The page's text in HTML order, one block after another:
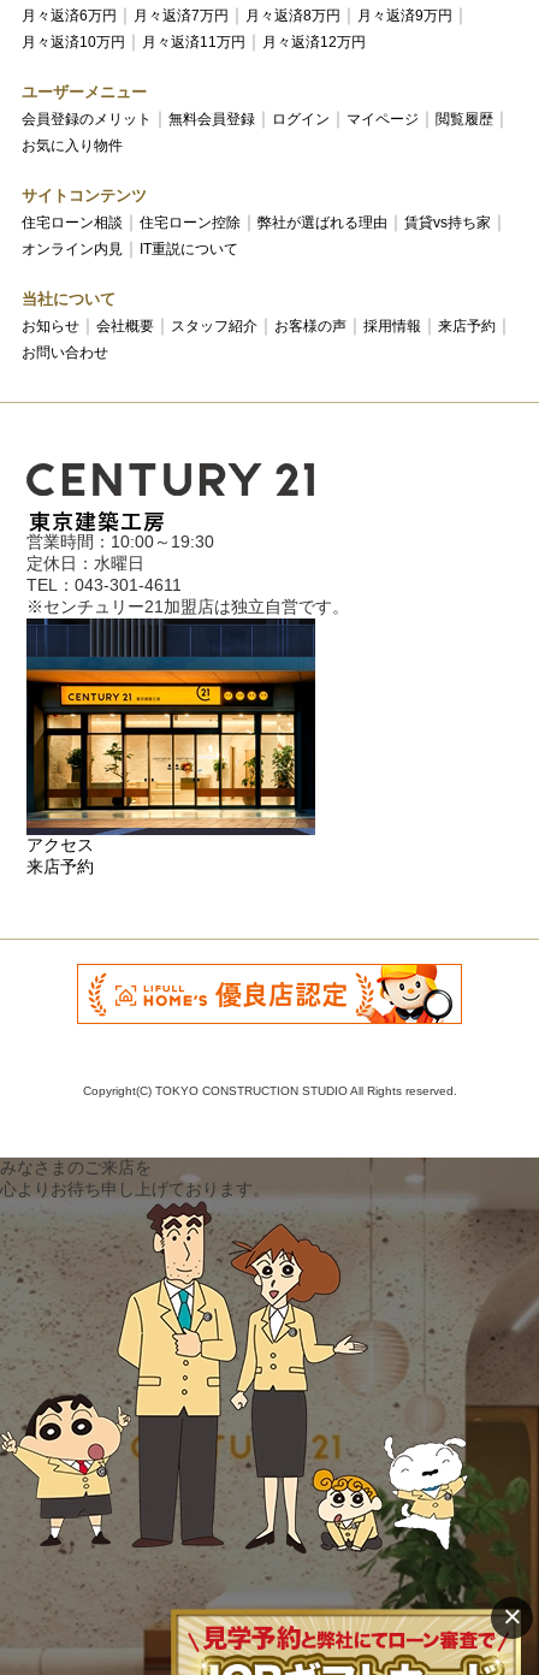
月々返済6万円 月々返済7万円 月々返済8万円
月々返済9万円
月々返済10万円
月々返済11万円 月々返済12万円
ユーザーメニュー
会員登録のメリット 無料会員登録 ログイン マイページ
閲覧履歴
お気に入り物件
サイトコンテンツ
住宅ローン相談 住宅ローン控除 弊社が選ばれる理由
賃貸vs持ち家
オンライン内見
IT重説について
当社について
お知らせ 会社概要 スタッフ紹介 お客様の声 採用情報
来店予約
お問い合わせ
営業時間：10:00～19:30
定休日：水曜日
TEL：043-301-4611
※センチュリー21加盟店は独立自営です。
アクセス
来店予約
Copyright(C) TOKYO CONSTRUCTION STUDIO All Rights reserved.
みなさまのご来店を
心よりお待ち申し上げております。
×